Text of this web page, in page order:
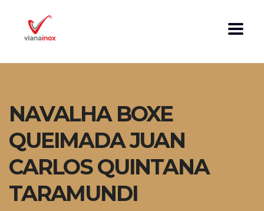
NAVALHA BOXE
QUEIMADA JUAN
CARLOS QUINTANA
TARAMUNDI